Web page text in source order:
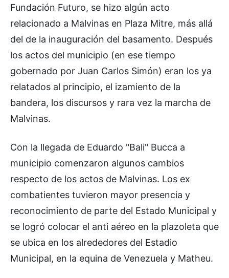
Fundación Futuro, se hizo algún acto
relacionado a Malvinas en Plaza Mitre, más allá
del de la inauguración del basamento. Después
los actos del municipio (en ese tiempo
gobernado por Juan Carlos Simón) eran los ya
relatados al principio, el izamiento de la
bandera, los discursos y rara vez la marcha de
Malvinas.
Con la llegada de Eduardo "Bali" Bucca a
municipio comenzaron algunos cambios
respecto de los actos de Malvinas. Los ex
combatientes tuvieron mayor presencia y
reconocimiento de parte del Estado Municipal y
se logró colocar el anti aéreo en la plazoleta que
se ubica en los alrededores del Estadio
Municipal, en la equina de Venezuela y Matheu.